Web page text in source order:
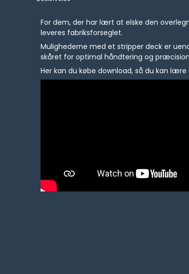
For dem, der har lært at elske den
leveres fabriksforseglet.
Mulighederne med et stripper deck er
skåret for optimal håndtering og
Her kan du købe download, så du kan